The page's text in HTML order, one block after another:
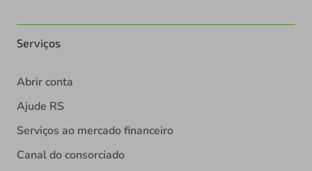
Serviços
Abrir conta
Ajude RS
Serviços ao mercado financeiro
Canal do consorciado